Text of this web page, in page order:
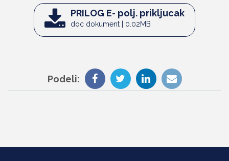
PRILOG E- polj. prikljucak
doc dokument | 0.02MB
Podeli: